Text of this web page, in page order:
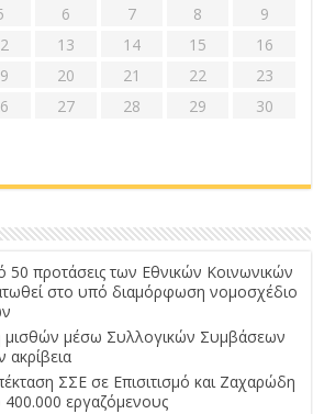
6 7 8
9
13 14 15
16
20 21 22
23
27 28 29
30
προτάσεις των Εθνικών Κοινωνικών
στο υπό διαμόρφωση νομοσχέδιο
μισθών μέσω Συλλογικών Συμβάσεων
ακρίβεια
ΣΣΕ σε Επισιτισμό και Ζαχαρώδη
εργαζόμενους